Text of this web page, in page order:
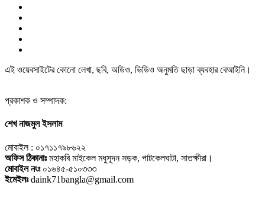
এই ওয়েবসাইটের কোনো লেখা, ছবি, অডিও, ভিডিও অনুমতি ছাড়া ব্যবহার বেআইনি।
প্রকাশক ও সম্পাদক:
শেখ নাজমুল ইসলাম
মোবাইল : ০১৭১১৭৯৮৬২২
অফিস ঠিকানাঃমহাকবি মাইকেল মধুসূদন সড়ক, পাটকেলঘাটা, সাতক্ষীরা।
মোবাইল নংঃ০১৬৪৫-৫১০৩৩৩
ইমেইলঃdaink71bangla@gmail.com